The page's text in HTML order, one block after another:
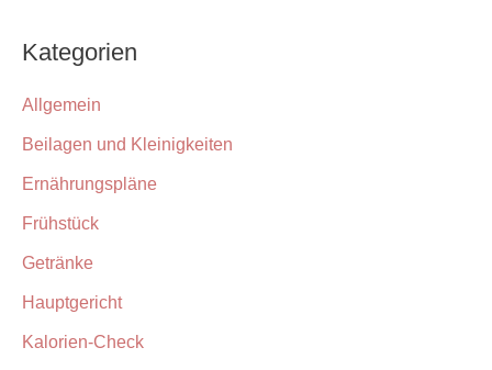
Kategorien
Allgemein
Beilagen und Kleinigkeiten
Ernährungspläne
Frühstück
Getränke
Hauptgericht
Kalorien-Check